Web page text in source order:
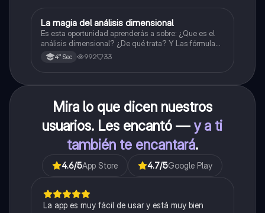
Física
La magia del análisis dimensional
Es esta oportunidad aprenderás a sobre: ¿Que es el
análisis dimensional? ¿De qué trata? Y Las fórmulas
de las magnitudes fundamentales y derivadas.
4° Sec 992 33
Mira lo que dicen nuestros
usuarios. Les encantó —y a ti
también te encantará.
4.6/5App Store 4.7/5Google Play
La app es muy fácil de usar y está muy bien